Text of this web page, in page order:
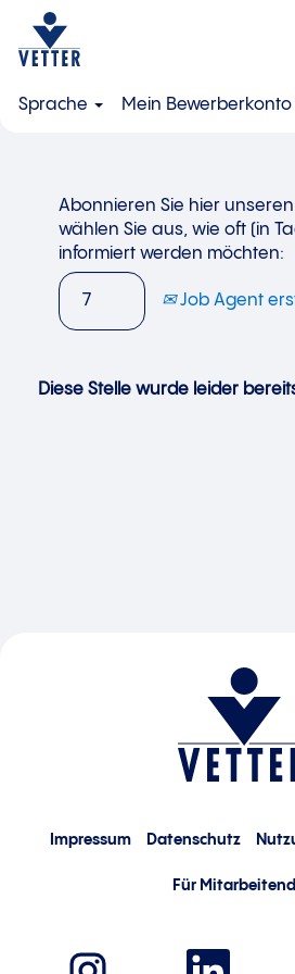
Sprache Mein Bewerberkonto
Abonnieren Sie hier
wählen Sie aus, wie oft (in
informiert werden möchten:
Job Agent
Diese Stelle wurde leider
Impressum Datenschutz
Für
W
W